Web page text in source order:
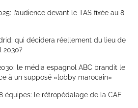
l’audience devant le TAS fixée au 8
qui décidera réellement du lieu de
2030?
le média espagnol ABC brandit le
à un supposé «lobby marocain»
équipes: le rétropédalage de la CAF